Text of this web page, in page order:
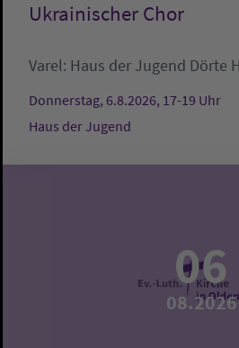
Ukrainischer Chor
Varel: Haus der Jugend Dörte
Donnerstag, 6.8.2026, 17-19 Uhr
Haus der Jugend
06
08.2026